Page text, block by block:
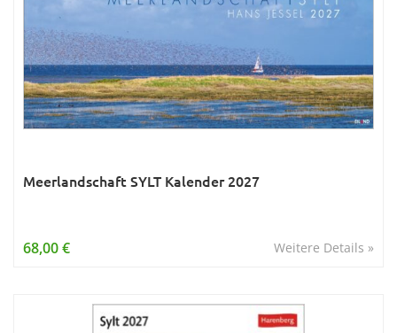
Meerlandschaft SYLT Kalender 2027
Weitere Details »
68,00 €